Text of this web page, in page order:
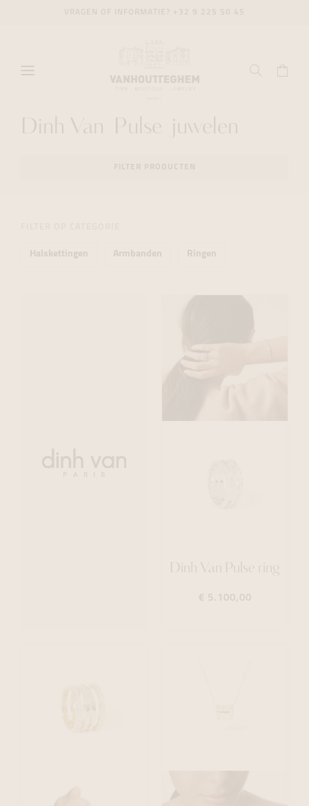
Dinh Van Pulse juwelen
Halskettingen Armbanden Ringen
Dinh Van Pulse ring
€ 5.100,00